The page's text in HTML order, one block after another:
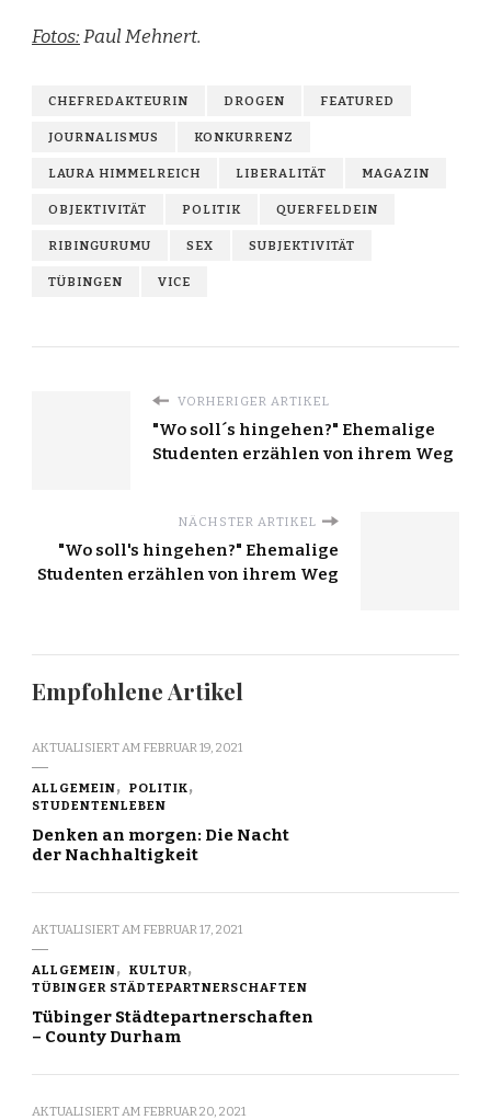
Fotos:Paul Mehnert.
CHEFREDAKTEURIN DROGEN FEATURED
JOURNALISMUS KONKURRENZ
LAURA HIMMELREICH LIBERALITÄT MAGAZIN
OBJEKTIVITÄT POLITIK QUERFELDEIN
RIBINGURUMU SEX SUBJEKTIVITÄT
TÜBINGEN VICE
VORHERIGER ARTIKEL
"Wo soll´s hingehen?" Ehemalige
Studenten erzählen von ihrem Weg
NÄCHSTER ARTIKEL
"Wo soll's hingehen?" Ehemalige
Studenten erzählen von ihrem Weg
Empfohlene Artikel
AKTUALISIERT AM FEBRUAR 19, 2021
ALLGEMEIN
POLITIK
STUDENTENLEBEN
Denken an morgen: Die Nacht
der Nachhaltigkeit
AKTUALISIERT AM FEBRUAR 17, 2021
ALLGEMEIN
KULTUR
TÜBINGER STÄDTEPARTNERSCHAFTEN
Tübinger Städtepartnerschaften
– County Durham
AKTUALISIERT AM FEBRUAR 20, 2021